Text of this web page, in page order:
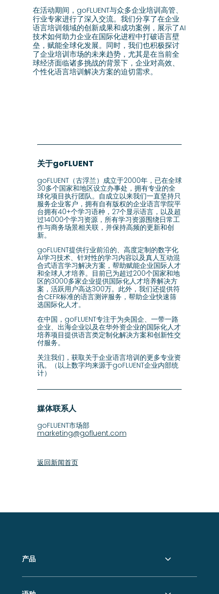
在活动期间，goFLUENT与众多企业培训高管、
行业专家进行了深入交流。我们分享了在企业
语言培训领域的创新成果和成功案例，展示了AI
技术如何助力企业在国际化进程中打破语言壁
垒，赋能全球化发展。同时，我们也积极探讨
了企业培训市场的未来趋势，尤其是在当前全
球经济面临诸多挑战的背景下，企业对高效、
个性化语言培训解决方案的迫切需求。
关于goFLUENT
goFLUENT（古浮兰）成立于2000年，已在全球
30多个国家和地区设立办事处，拥有专业的全
球化项目执行团队。自成立以来我们一直坚持只
服务企业客户，拥有自有版权的企业语言学院平
台拥有40+个学习语种，27个显示语言，以及超
过14000个学习资源，所有学习资源围绕日常工
作与商务场景相关联，并保持高频的更新和创
新。
goFLUENT提供行业前沿的、高度定制的数字化
AI学习技术、针对性的学习内容以及真人互动混
合式语言学习解决方案，帮助赋能企业国际人才
和全球人才培养。目前已为超过200个国家和地
区的3000多家企业提供国际化人才培养解决方
案，活跃用户高达300万。此外，我们还提供符
合CEFR标准的语言测评服务，帮助企业快速筛
选国际化人才。
在中国，goFLUENT专注于为央国企、一带一路
企业、出海企业以及在华外资企业的国际化人才
培养项目提供语言类定制化解决方案和创新性交
付服务。
关注我们，获取关于企业语言培训的更多专业资
讯。（以上数字均来源于goFLUENT企业内部统
计）
媒体联系人
goFLUENT市场部
marketing@gofluent.com
返回新闻首页
产品